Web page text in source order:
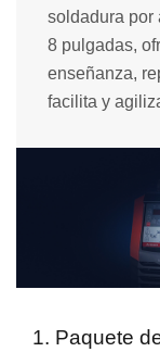
soldadura por
8 pulgadas,
enseñanza,
facilita y
1. Paquete